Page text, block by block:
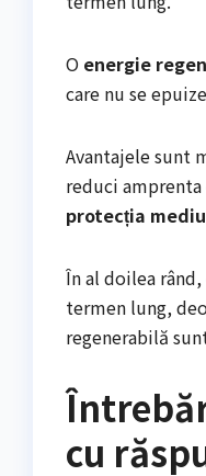
O energie
care nu se
Avantajele sunt
reduci
protecția
În al doilea
termen lung,
regenerabilă
cu